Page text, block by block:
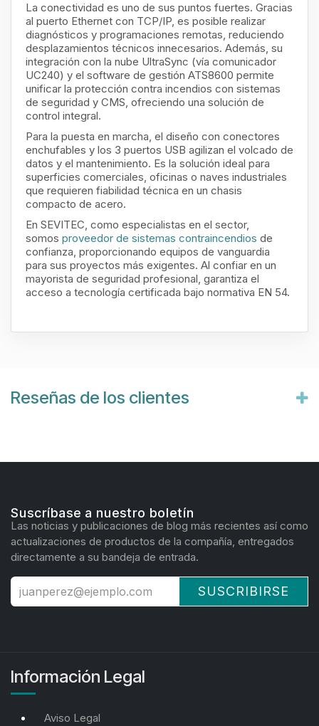
La conectividad es uno de sus puntos fuertes. Gracias
al puerto Ethernet con TCP/IP, es posible realizar
diagnósticos y programaciones remotas, reduciendo
desplazamientos técnicos innecesarios. Además, su
integración con la nube UltraSync (vía comunicador
UC240) y el software de gestión ATS8600 permite
unificar la protección contra incendios con sistemas
de seguridad y CMS, ofreciendo una solución de
control integral.
Para la puesta en marcha, el diseño con conectores
enchufables y los 3 puertos USB agilizan el volcado de
datos y el mantenimiento. Es la solución ideal para
superficies comerciales, oficinas o naves industriales
que requieren fiabilidad técnica en un chasis
compacto de acero.
En SEVITEC, como especialistas en el sector,
somos proveedor de sistemas contraincendios de
confianza, proporcionando equipos de vanguardia
para sus proyectos más exigentes. Al confiar en un
mayorista de seguridad profesional, garantiza el
acceso a tecnología certificada bajo normativa EN 54.
Reseñas de los clientes
Suscríbase a nuestro boletín
Las noticias y publicaciones de blog más recientes así como
actualizaciones de productos de la compañía, entregados
directamente a su bandeja de entrada.
SUSCRIBIRSE
Información Legal
Aviso Legal